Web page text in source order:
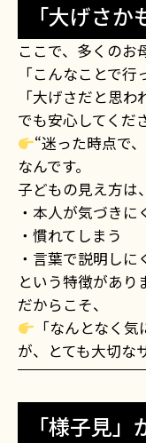
「大げさ
ここで、多くのお
「こんなことで行
「大げさだと思わ
でも安心してくだ
“迷った時点で
なんです。
子どもの見え方は、
・本人が気づきに
・慣れてしまう
・言葉で説明しに
という特徴があり
だからこそ、
「なんとなく気
が、とても大切な
「様子見